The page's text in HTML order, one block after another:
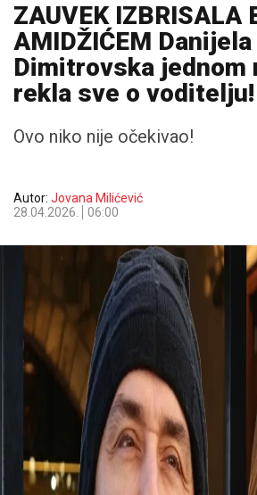
ZAUVEK IZBRISALA
AMIDŽIĆEM Danijela
Dimitrovska jednom
rekla sve o voditelju!
Ovo niko nije očekivao!
Autor: Jovana Milićević
28.04.2026.
06:00